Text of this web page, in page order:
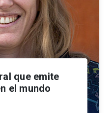
que emite
el mundo